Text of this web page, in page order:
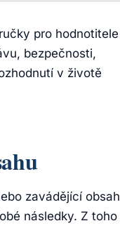
pro hodnotitele
bezpečnosti,
v životě
zavádějící obsah
následky. Z toho